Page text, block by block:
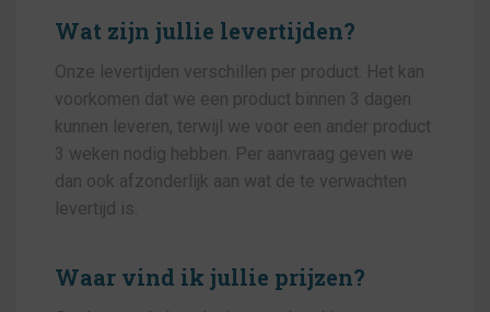
Wat zijn jullie levertijden?
Onze levertijden verschillen per product. Het kan
voorkomen dat we een product binnen 3 dagen
kunnen leveren, terwijl we voor een ander product
3 weken nodig hebben. Per aanvraag geven we
dan ook afzonderlijk aan wat de te verwachten
levertijd is.
Waar vind ik jullie prijzen?